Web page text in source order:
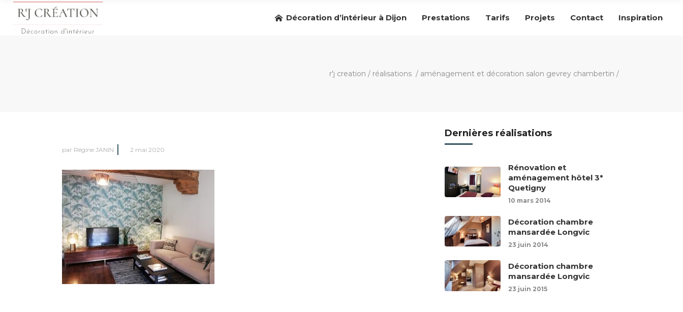
Décoration d’intérieur à Dijon Prestations Tarifs Projets Contact Inspiration
r'j creation / réalisations / aménagement et décoration salon gevrey chambertin /
par Régine JANIN 2 mai 2020
Dernières réalisations
Rénovation et
aménagement hôtel 3*
Quetigny
10 mars 2014
Décoration chambre
mansardée Longvic
23 juin 2014
Décoration chambre
mansardée Longvic
23 juin 2015